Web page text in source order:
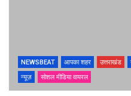
NEWSBEAT आपका शहर उत्तराखंड
न्यूज़
सोशल मीडिया वायरल